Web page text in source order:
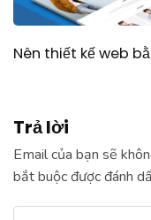
Nên thiết kế web
Trả lời
Email của bạn sẽ
bắt buộc được đánh